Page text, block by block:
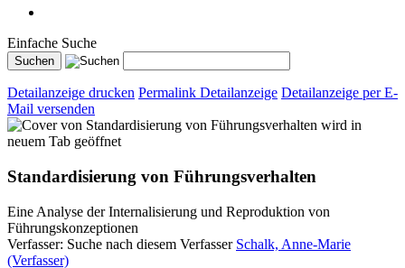
Einfache Suche
Detailanzeige drucken Permalink Detailanzeige Detailanzeige per E-
Mail versenden
wird in
neuem Tab geöffnet
Standardisierung von Führungsverhalten
Eine Analyse der Internalisierung und Reproduktion von
Führungskonzeptionen
Verfasser: Suche nach diesem Verfasser Schalk, Anne-Marie
(Verfasser)